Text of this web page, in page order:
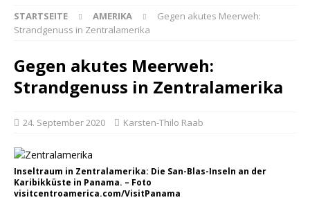
STARTSEITE AMERIKA
Gegen akutes Meerweh:
Strandgenuss in Zentralamerika
Gegen akutes Meerweh:
Strandgenuss in Zentralamerika
24. September 2020 Karsten-Thilo Raab
Inseltraum in Zentralamerika: Die San-Blas-Inseln an der
Karibikküste in Panama. – Foto
visitcentroamerica.com/VisitPanama